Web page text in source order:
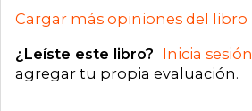
Cargar más opiniones del libro
¿Leíste este libro? Inicia sesión
agregar tu propia evaluación.